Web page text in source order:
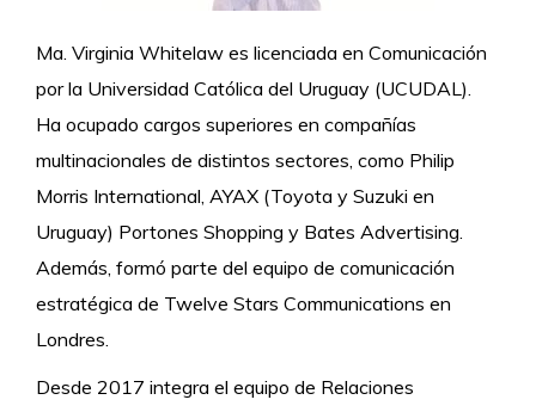
Ma. Virginia Whitelaw es licenciada en Comunicación
por la Universidad Católica del Uruguay (UCUDAL).
Ha ocupado cargos superiores en compañías
multinacionales de distintos sectores, como Philip
Morris International, AYAX (Toyota y Suzuki en
Uruguay) Portones Shopping y Bates Advertising.
Además, formó parte del equipo de comunicación
estratégica de Twelve Stars Communications en
Londres.
Desde 2017 integra el equipo de Relaciones